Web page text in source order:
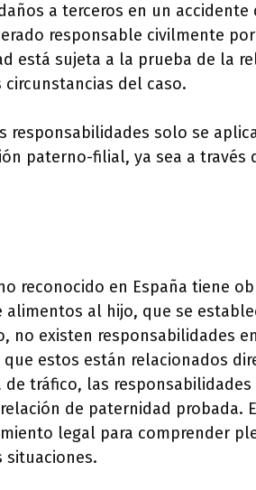
a terceros en un accidente
responsable civilmente
está sujeta a la prueba de la
del caso.
responsabilidades solo se
paterno-filial, ya sea a través
reconocido en España tiene
al hijo, que se
no existen responsabilidades
estos están relacionados
tráfico, las
de paternidad probada.
legal para comprender
situaciones.